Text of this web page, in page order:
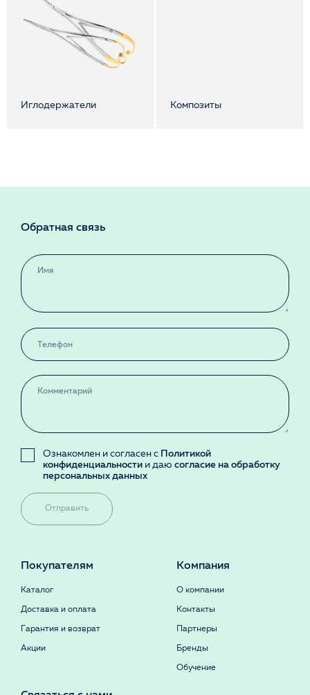
Иглодержатели Композиты
Обратная связь
Ознакомлен и согласен с Политикой
конфиденциальности и даю согласие на обработку
персональных данных
Отправить
Покупателям
Каталог
Доставка и оплата
Гарантия и возврат
Акции
Компания
О компании
Контакты
Партнеры
Бренды
Обучение